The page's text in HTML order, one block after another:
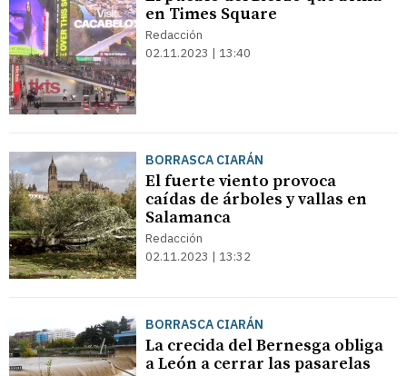
en Times Square
Redacción
02.11.2023 | 13:40
BORRASCA CIARÁN
El fuerte viento provoca
caídas de árboles y vallas en
Salamanca
Redacción
02.11.2023 | 13:32
BORRASCA CIARÁN
La crecida del Bernesga obliga
a León a cerrar las pasarelas